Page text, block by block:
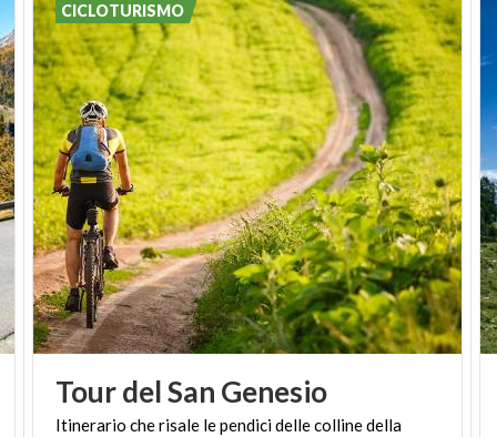
TourdelSan Genesio
Itinerario che risale le pendici delle colline della
CICLOTURISMO